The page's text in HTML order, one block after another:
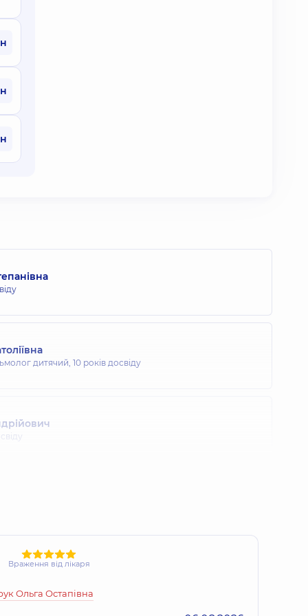
дитячий, 10 років досвіду
Враження від лікаря
Ольга Остапівна